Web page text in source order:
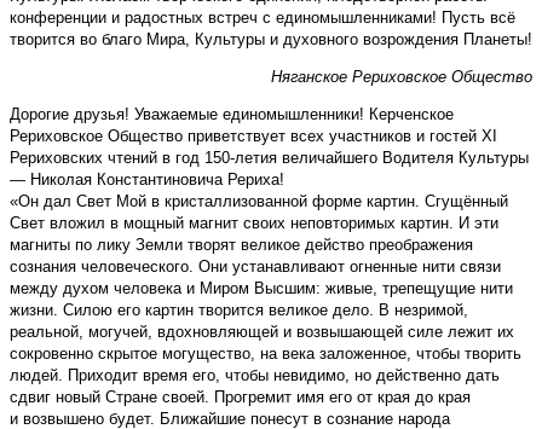
конференции и радостных встреч с единомышленниками! Пусть всё
творится во благо Мира, Культуры и духовного возрождения Планеты!
Няганское Рериховское Общество
Дорогие друзья! Уважаемые единомышленники! Керченское
Рериховское Общество приветствует всех участников и гостей XI
Рериховских чтений в год 150-летия величайшего Водителя Культуры
— Николая Константиновича Рериха!
«Он дал Свет Мой в кристаллизованной форме картин. Сгущённый
Свет вложил в мощный магнит своих неповторимых картин. И эти
магниты по лику Земли творят великое действо преображения
сознания человеческого. Они устанавливают огненные нити связи
между духом человека и Миром Высшим: живые, трепещущие нити
жизни. Силою его картин творится великое дело. В незримой,
реальной, могучей, вдохновляющей и возвышающей силе лежит их
сокровенно скрытое могущество, на века заложенное, чтобы творить
людей. Приходит время его, чтобы невидимо, но действенно дать
сдвиг новый Стране своей. Прогремит имя его от края до края
и возвышено будет. Ближайшие понесут в сознание народа